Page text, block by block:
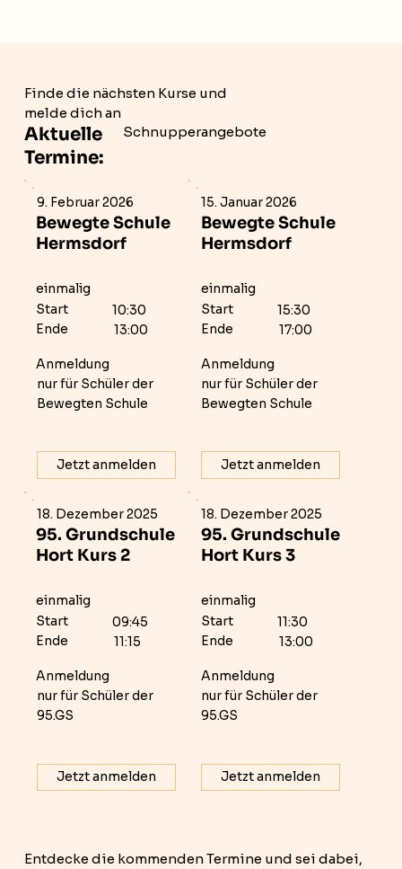
Finde die nächsten Kurse und
melde dich an
Aktuelle
Termine:
Schnupperangebote
9. Februar 2026
Bewegte Schule
Hermsdorf
einmalig
Start
10:30
Ende
13:00
Anmeldung
nur für Schüler der
Bewegten Schule
Jetzt anmelden
15. Januar 2026
Bewegte Schule
Hermsdorf
einmalig
Start
15:30
Ende
17:00
Anmeldung
nur für Schüler der
Bewegten Schule
Jetzt anmelden
18. Dezember 2025
95. Grundschule
Hort Kurs 2
einmalig
Start
09:45
Ende
11:15
Anmeldung
nur für Schüler der
95.GS
Jetzt anmelden
18. Dezember 2025
95. Grundschule
Hort Kurs 3
einmalig
Start
11:30
Ende
13:00
Anmeldung
nur für Schüler der
95.GS
Jetzt anmelden
Entdecke die kommenden Termine und sei dabei,